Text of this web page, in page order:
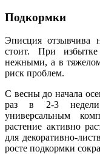
Подкормки
Эписция отзывчива
стоит. При избытке
нежными, а в
риск проблем.
С весны до начала
раз в 2-3
универсальным
растение активно
для декоративно-
росте подкормки